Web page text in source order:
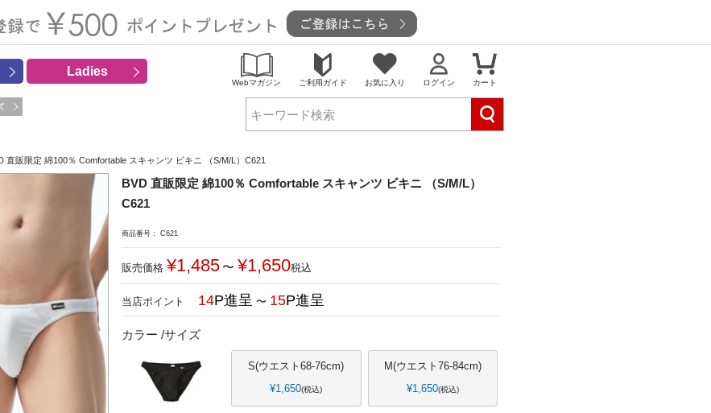
Ladies
Webマガジン ご利用ガイド お気に入り ログイン カート
直販限定 綿100％ Comfortable スキャンツ ビキニ （S/M/L）C621
BVD 直販限定 綿100％ Comfortable スキャンツ ビキニ （S/M/L）
C621
商品番号 C621
販売価格 ¥1,485 〜 ¥1,650税込
14 〜 15
カラー サイズ
S(ウエスト68-76cm)
¥1,650 税込
M(ウエスト76-84cm)
¥1,650 税込